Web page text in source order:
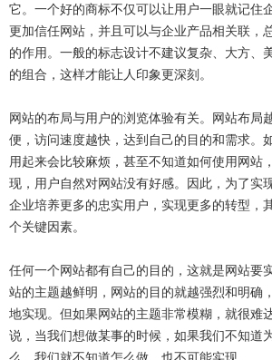
它。一个好的商标不仅可以让用户一眼就记住
更加信任网站，并且可以与企业产品相关联，
的作用。一般的标志设计不建议复杂、大方、
的组合，这样才能让人印象更深刻。
网站的布局与用户的浏览体验有关。网站布局
便，访问速度越快，达到自己的目的和需求。
用起来会比较麻烦，甚至不知道如何使用网站
现，用户自然对网站没有好感。因此，为了实
企业培养更多的忠实用户，实现更多的转型，
个关键因素。
任何一个网站都有自己的目的，这就是网站要
站的主题越鲜明，网站的目的就越强烈和明确
地实现。但如果网站的主题非常模糊，就很难
说，当我们想做某事的时候，如果我们不知道